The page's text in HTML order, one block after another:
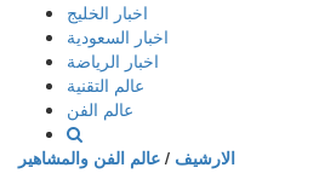
إذهب
المحتوى
اخبار الخليج
اخبار السعودية
اخبار الرياضة
عالم التقنية
عالم الفن
الارشيف / عالم الفن والمشاهير